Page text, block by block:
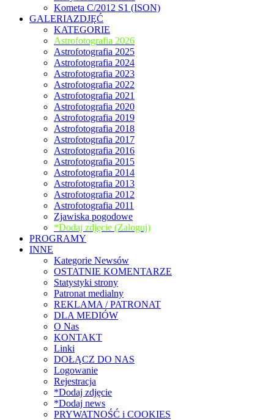
Kometa C/2012 S1 (ISON)
GALERIAZDJĘĆ
KATEGORIE
Astrofotografia 2026
Astrofotografia 2025
Astrofotografia 2024
Astrofotografia 2023
Astrofotografia 2022
Astrofotografia 2021
Astrofotografia 2020
Astrofotografia 2019
Astrofotografia 2018
Astrofotografia 2017
Astrofotografia 2016
Astrofotografia 2015
Astrofotografia 2014
Astrofotografia 2013
Astrofotografia 2012
Astrofotografia 2011
Zjawiska pogodowe
*Dodaj zdjęcie (Zaloguj)
PROGRAMY
INNE
Kategorie Newsów
OSTATNIE KOMENTARZE
Statystyki strony
Patronat medialny
REKLAMA / PATRONAT
DLA MEDIÓW
O Nas
KONTAKT
Linki
DOŁĄCZ DO NAS
Logowanie
Rejestracja
*Dodaj zdjęcie
*Dodaj news
PRYWATNOŚĆ i COOKIES